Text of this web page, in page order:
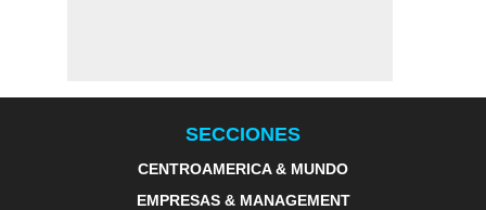
SECCIONES
CENTROAMERICA & MUNDO
EMPRESAS & MANAGEMENT